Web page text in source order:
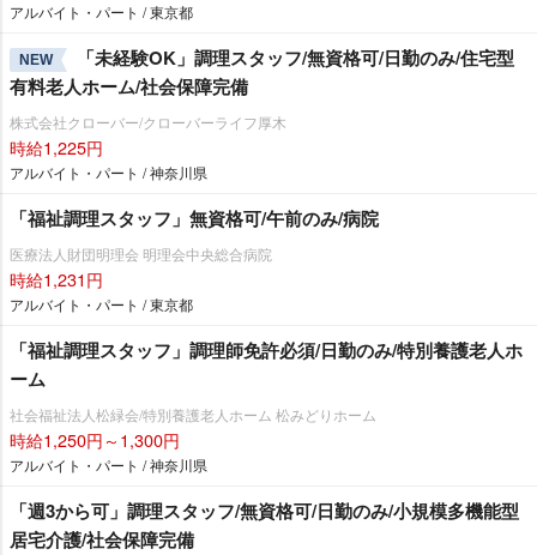
アルバイト・パート / 東京都
NEW
「未経験OK」調理スタッフ/無資格可/日勤のみ/住宅型
有料老人ホーム/社会保障完備
株式会社クローバー/クローバーライフ厚木
時給1,225円
アルバイト・パート / 神奈川県
「福祉調理スタッフ」無資格可/午前のみ/病院
医療法人財団明理会 明理会中央総合病院
時給1,231円
アルバイト・パート / 東京都
「福祉調理スタッフ」調理師免許必須/日勤のみ/特別養護老人ホ
ーム
社会福祉法人松緑会/特別養護老人ホーム 松みどりホーム
時給1,250円～1,300円
アルバイト・パート / 神奈川県
「週3から可」調理スタッフ/無資格可/日勤のみ/小規模多機能型
居宅介護/社会保障完備